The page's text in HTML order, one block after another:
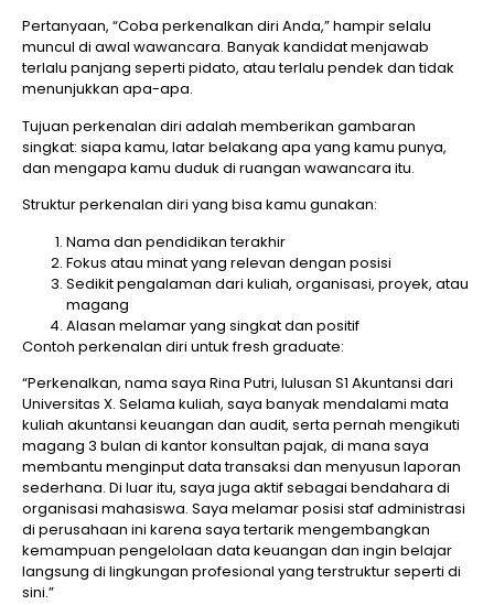
Pertanyaan, “Coba perkenalkan diri Anda,” hampir selalu
muncul di awal wawancara. Banyak kandidat menjawab
terlalu panjang seperti pidato, atau terlalu pendek dan tidak
menunjukkan apa-apa.
Tujuan perkenalan diri adalah memberikan gambaran
singkat: siapa kamu, latar belakang apa yang kamu punya,
dan mengapa kamu duduk di ruangan wawancara itu.
Struktur perkenalan diri yang bisa kamu gunakan:
Nama dan pendidikan terakhir
Fokus atau minat yang relevan dengan posisi
Sedikit pengalaman dari kuliah, organisasi, proyek, atau
magang
Alasan melamar yang singkat dan positif
Contoh perkenalan diri untuk fresh graduate:
“Perkenalkan, nama saya Rina Putri, lulusan S1 Akuntansi dari
Universitas X. Selama kuliah, saya banyak mendalami mata
kuliah akuntansi keuangan dan audit, serta pernah mengikuti
magang 3 bulan di kantor konsultan pajak, di mana saya
membantu menginput data transaksi dan menyusun laporan
sederhana. Di luar itu, saya juga aktif sebagai bendahara di
organisasi mahasiswa. Saya melamar posisi staf administrasi
di perusahaan ini karena saya tertarik mengembangkan
kemampuan pengelolaan data keuangan dan ingin belajar
langsung di lingkungan profesional yang terstruktur seperti di
sini.”